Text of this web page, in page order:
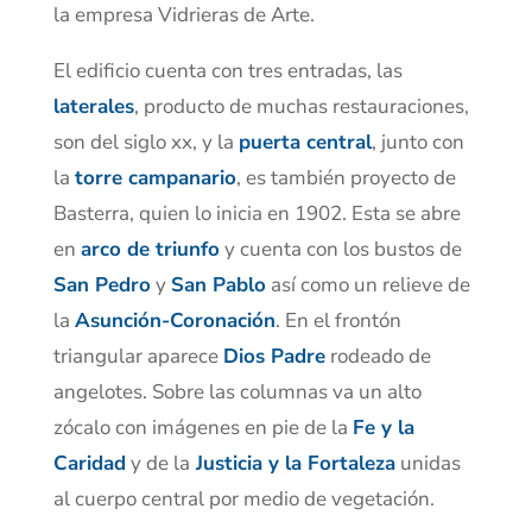
la empresa Vidrieras de Arte.
El edificio cuenta con tresentradas, las
laterales, producto de muchas restauraciones,
son del siglo xx, y la puerta central, junto con
la torre campanario, es también proyecto de
Basterra, quien lo inicia en 1902. Esta se abre
en arco de triunfoy cuenta con los bustos de
San Pedroy San Pabloasí como un relieve de
la Asunción-Coronación. En el frontón
triangular aparece Dios Padrerodeado de
angelotes. Sobre las columnas va un alto
zócalo con imágenes en pie de la Fe y la
Caridady de la Justicia y la Fortalezaunidas
al cuerpo central por medio de vegetación.